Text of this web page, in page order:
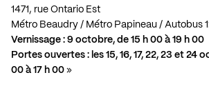
1471, rue Ontario Est
Métro Beaudry / Métro Papineau / Autobus
Vernissage : 9 octobre, de 15 h 00 à 19 h 00
Portes ouvertes : les 15, 16, 17, 22, 23 et 24
00 à 17 h 00 »